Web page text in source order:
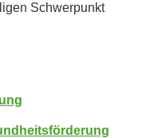
Schwerpunkt